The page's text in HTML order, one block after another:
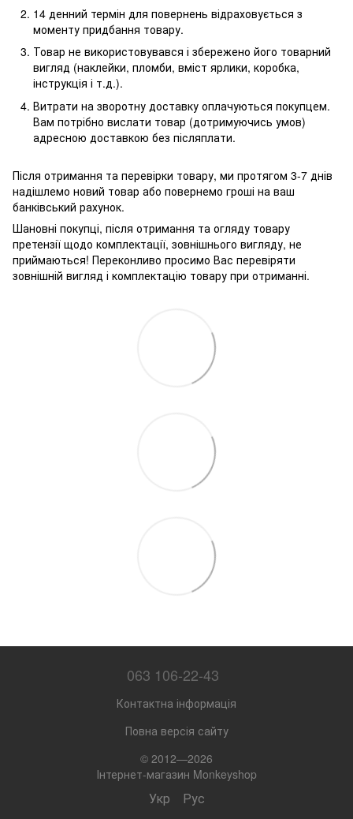
14 денний термін для повернень відраховується з
моменту придбання товару.
Товар не використовувався і збережено його товарний
вигляд (наклейки, пломби, вміст ярлики, коробка,
інструкція і т.д.).
Витрати на зворотну доставку оплачуються покупцем.
Вам потрібно вислати товар (дотримуючись умов)
адресною доставкою без післяплати.
Після отримання та перевірки товару, ми протягом 3-7 днів
надішлемо новий товар або повернемо гроші на ваш
банківський рахунок.
Шановні покупці, після отримання та огляду товару
претензії щодо комплектації, зовнішнього вигляду, не
приймаються! Переконливо просимо Вас перевіряти
зовнішній вигляд і комплектацію товару при отриманні.
063 106-22-43
Контактна інформація
Повна версія сайту
© 2012—2026
Інтернет-магазин Monkeyshop
Укр Рус